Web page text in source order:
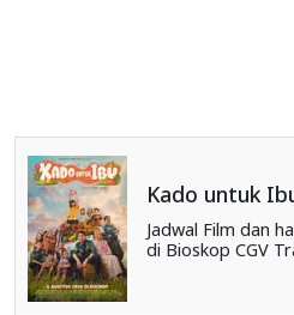
Kado untuk
Jadwal Film dan
di Bioskop CGV